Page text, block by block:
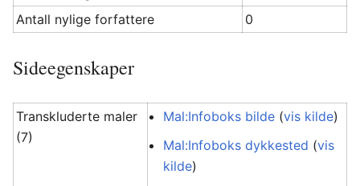
Antall nylige forfattere 0
Sideegenskaper
Transkluderte maler
(7)
Mal:Infoboks bilde (vis kilde)
Mal:Infoboks dykkested (vis
kilde)